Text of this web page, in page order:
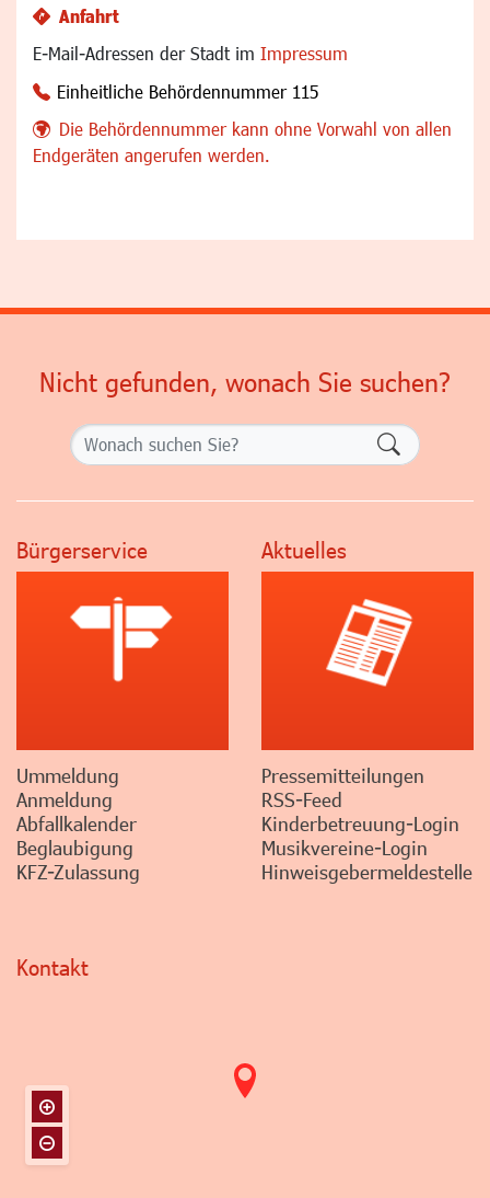
Anfahrt
E-Mail-Adressen der Stadt im Impressum
Einheitliche Behördennummer 115
Die Behördennummer kann ohne Vorwahl von allen
Endgeräten angerufen werden.
Nicht gefunden, wonach Sie suchen?
Bürgerservice
Ummeldung
Anmeldung
Abfallkalender
Beglaubigung
KFZ-Zulassung
Aktuelles
Pressemitteilungen
RSS-Feed
Kinderbetreuung-Login
Musikvereine-Login
Hinweisgebermeldestelle
Kontakt